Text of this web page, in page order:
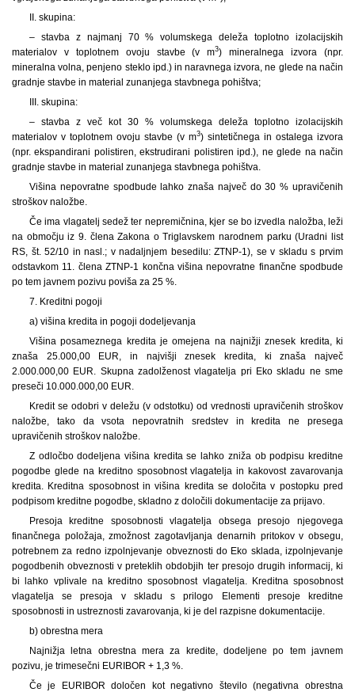
II. skupina:
– stavba z najmanj 70 % volumskega deleža toplotno izolacijskih
materialov v toplotnem ovoju stavbe (v m3) mineralnega izvora (npr.
mineralna volna, penjeno steklo ipd.) in naravnega izvora, ne glede na način
gradnje stavbe in material zunanjega stavbnega pohištva;
III. skupina:
– stavba z več kot 30 % volumskega deleža toplotno izolacijskih
materialov v toplotnem ovoju stavbe (v m3) sintetičnega in ostalega izvora
(npr. ekspandirani polistiren, ekstrudirani polistiren ipd.), ne glede na način
gradnje stavbe in material zunanjega stavbnega pohištva.
Višina nepovratne spodbude lahko znaša največ do 30 % upravičenih
stroškov naložbe.
Če ima vlagatelj sedež ter nepremičnina, kjer se bo izvedla naložba, leži
na območju iz 9. člena Zakona o Triglavskem narodnem parku (Uradni list
RS, št. 52/10 in nasl.; v nadaljnjem besedilu: ZTNP-1), se v skladu s prvim
odstavkom 11. člena ZTNP-1 končna višina nepovratne finančne spodbude
po tem javnem pozivu poviša za 25 %.
7. Kreditni pogoji
a) višina kredita in pogoji dodeljevanja
Višina posameznega kredita je omejena na najnižji znesek kredita, ki
znaša 25.000,00 EUR, in najvišji znesek kredita, ki znaša največ
2.000.000,00 EUR. Skupna zadolženost vlagatelja pri Eko skladu ne sme
preseči 10.000.000,00 EUR.
Kredit se odobri v deležu (v odstotku) od vrednosti upravičenih stroškov
naložbe, tako da vsota nepovratnih sredstev in kredita ne presega
upravičenih stroškov naložbe.
Z odločbo dodeljena višina kredita se lahko zniža ob podpisu kreditne
pogodbe glede na kreditno sposobnost vlagatelja in kakovost zavarovanja
kredita. Kreditna sposobnost in višina kredita se določita v postopku pred
podpisom kreditne pogodbe, skladno z določili dokumentacije za prijavo.
Presoja kreditne sposobnosti vlagatelja obsega presojo njegovega
finančnega položaja, zmožnost zagotavljanja denarnih pritokov v obsegu,
potrebnem za redno izpolnjevanje obveznosti do Eko sklada, izpolnjevanje
pogodbenih obveznosti v preteklih obdobjih ter presojo drugih informacij, ki
bi lahko vplivale na kreditno sposobnost vlagatelja. Kreditna sposobnost
vlagatelja se presoja v skladu s prilogo Elementi presoje kreditne
sposobnosti in ustreznosti zavarovanja, ki je del razpisne dokumentacije.
b) obrestna mera
Najnižja letna obrestna mera za kredite, dodeljene po tem javnem
pozivu, je trimesečni EURIBOR + 1,3 %.
Če je EURIBOR določen kot negativno število (negativna obrestna